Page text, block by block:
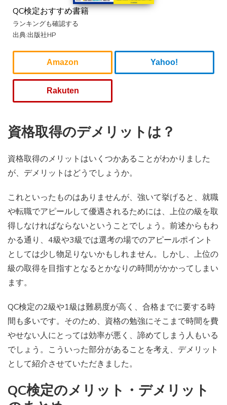
QC検定おすすめ書籍
ランキングも確認する
出典:出版社HP
Amazon Yahoo!
Rakuten
資格取得のデメリットは？
資格取得のメリットはいくつかあることがわかりました
が、デメリットはどうでしょうか。
これといったものはありませんが、強いて挙げると、就職
や転職でアピールして優遇されるためには、上位の級を取
得しなければならないということでしょう。前述からもわ
かる通り、4級や3級では選考の場でのアピールポイント
としては少し物足りないかもしれません。しかし、上位の
級の取得を目指すとなるとかなりの時間がかかってしまい
ます。
QC検定の2級や1級は難易度が高く、合格までに要する時
間も多いです。そのため、資格の勉強にそこまで時間を費
やせない人にとっては効率が悪く、諦めてしまう人もいる
でしょう。こういった部分があることを考え、デメリット
として紹介させていただきました。
QC検定のメリット・デメリット